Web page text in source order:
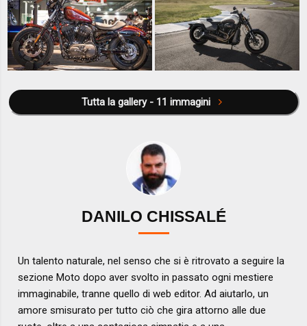
Tutta la gallery - 11 immagini
DANILO CHISSALÉ
Un talento naturale, nel senso che si è ritrovato a seguire la
sezione Moto dopo aver svolto in passato ogni mestiere
immaginabile, tranne quello di web editor. Ad aiutarlo, un
amore smisurato per tutto ciò che gira attorno alle due